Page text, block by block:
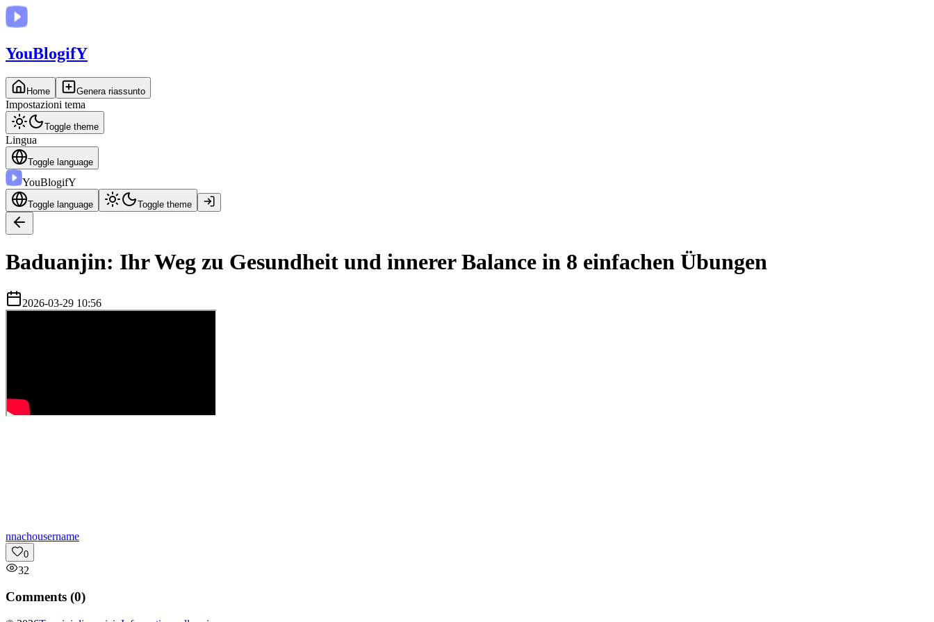
YouBlogifY
Home Genera riassunto
Impostazioni tema
Toggle theme
Lingua
Toggle language
YouBlogifY
Toggle language Toggle theme
Baduanjin: Ihr Weg zu Gesundheit und innerer Balance in 8 einfachen Übungen
2026-03-29 10:56
nnachousername
0
32
Comments (0)